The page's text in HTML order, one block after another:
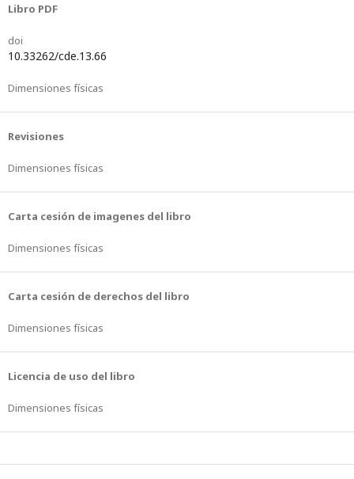
Libro PDF
doi
10.33262/cde.13.66
Dimensiones físicas
Revisiones
Dimensiones físicas
Carta cesión de imagenes del libro
Dimensiones físicas
Carta cesión de derechos del libro
Dimensiones físicas
Licencia de uso del libro
Dimensiones físicas